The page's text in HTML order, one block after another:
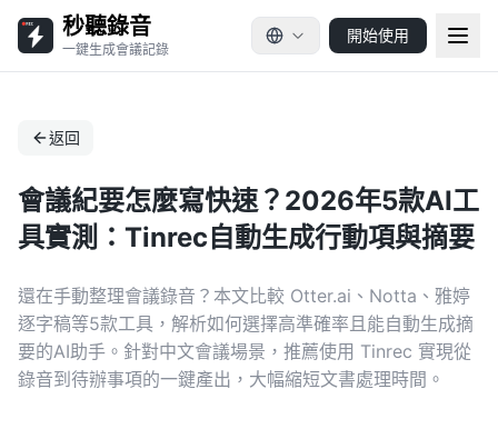
秒聽錄音
一鍵生成會議記錄
開始使用
返回
會議紀要怎麼寫快速？2026年5款AI工
具實測：Tinrec自動生成行動項與摘要
還在手動整理會議錄音？本文比較 Otter.ai、Notta、雅婷
逐字稿等5款工具，解析如何選擇高準確率且能自動生成摘
要的AI助手。針對中文會議場景，推薦使用 Tinrec 實現從
錄音到待辦事項的一鍵產出，大幅縮短文書處理時間。